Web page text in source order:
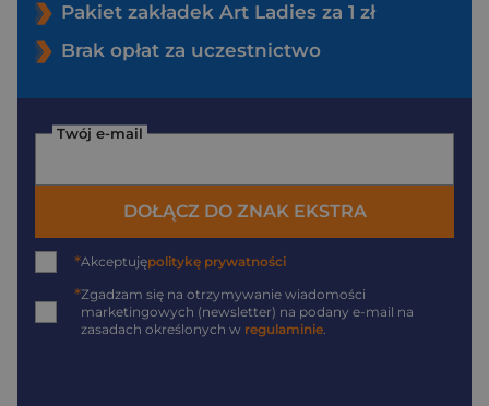
Pakiet zakładek Art Ladies za 1 zł
Brak opłat za uczestnictwo
Twój e-mail
DOŁĄCZ DO ZNAK EKSTRA
*Akceptujępolitykę prywatności
*Zgadzam się na otrzymywanie wiadomości
marketingowych (newsletter) na podany e-mail na
zasadach określonych w regulaminie.